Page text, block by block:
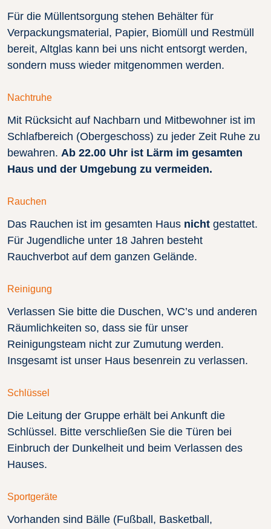
Für die Müllentsorgung stehen Behälter für
Verpackungsmaterial, Papier, Biomüll und Restmüll
bereit, Altglas kann bei uns nicht entsorgt werden,
sondern muss wieder mitgenommen werden.
Nachtruhe
Mit Rücksicht auf Nachbarn und Mitbewohner ist im
Schlafbereich (Obergeschoss) zu jeder Zeit Ruhe zu
bewahren. Ab 22.00 Uhr ist Lärm im gesamten
Haus und der Umgebung zu vermeiden.
Rauchen
Das Rauchen ist im gesamten Haus nicht gestattet.
Für Jugendliche unter 18 Jahren besteht
Rauchverbot auf dem ganzen Gelände.
Reinigung
Verlassen Sie bitte die Duschen, WC’s und anderen
Räumlichkeiten so, dass sie für unser
Reinigungsteam nicht zur Zumutung werden.
Insgesamt ist unser Haus besenrein zu verlassen.
Schlüssel
Die Leitung der Gruppe erhält bei Ankunft die
Schlüssel. Bitte verschließen Sie die Türen bei
Einbruch der Dunkelheit und beim Verlassen des
Hauses.
Sportgeräte
Vorhanden sind Bälle (Fußball, Basketball,